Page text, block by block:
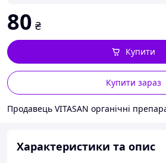
80 ₴
Купити зараз
Купити
Характеристики та опис